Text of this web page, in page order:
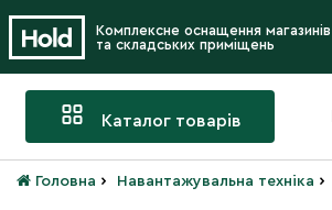
Комплексне оснащення магазинів
та складських приміщень
Каталог товарів
Головна › Навантажувальна техніка ›